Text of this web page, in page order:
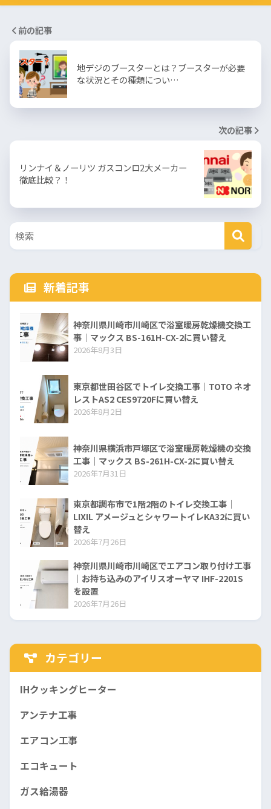
前の記事
地デジのブースターとは？ブースターが必要
な状況とその種類につい…
次の記事
リンナイ＆ノーリツ ガスコンロ2大メーカー
徹底比較？！
新着記事
神奈川県川崎市川崎区で浴室暖房乾燥機交換工
事｜マックス BS-161H-CX-2に買い替え
2026年8月3日
東京都世田谷区でトイレ交換工事｜TOTO ネオ
レストAS2 CES9720Fに買い替え
2026年8月2日
神奈川県横浜市戸塚区で浴室暖房乾燥機の交換
工事｜マックス BS-261H-CX-2に買い替え
2026年7月31日
東京都調布市で1階2階のトイレ交換工事｜
LIXIL アメージュとシャワートイレKA32に買い
替え
2026年7月26日
神奈川県川崎市川崎区でエアコン取り付け工事
｜お持ち込みのアイリスオーヤマ IHF-2201S
を設置
2026年7月26日
カテゴリー
IHクッキングヒーター
アンテナ工事
エアコン工事
エコキュート
ガス給湯器